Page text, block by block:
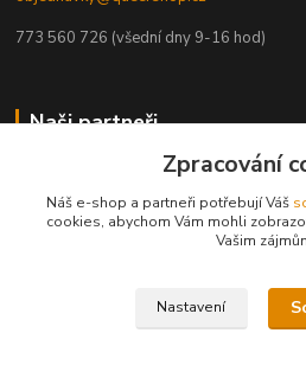
773 560 726 (všední dny 9-16 hod)
Naši partneři
Prague Pride
PROUD
Zpracování
Náš e-shop a partneři potřebují Váš
cookies, abychom Vám mohli
Vašim
Nastavení